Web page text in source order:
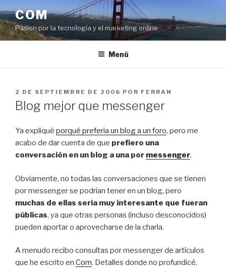
al
contenido
COM
Pasíon por la tecnología y el marketing online
Menú
PUBLICADO
EL
2 DE SEPTIEMBRE DE 2006 POR FERRAN
Blog mejor que messenger
Ya expliqué porqué preferia un blog a un foro, pero me
acabo de dar cuenta de que prefiero una
conversación en un blog a una por messenger.
Obviamente, no todas las conversaciones que se tienen
por messenger se podrían tener en un blog, pero
muchas de ellas seria muy interesante que fueran
públicas, ya que otras personas (incluso desconocidos)
pueden aportar o aprovecharse de la charla.
A menudo recibo consultas por messenger de artículos
que he escrito en Com. Detalles donde no profundicé,